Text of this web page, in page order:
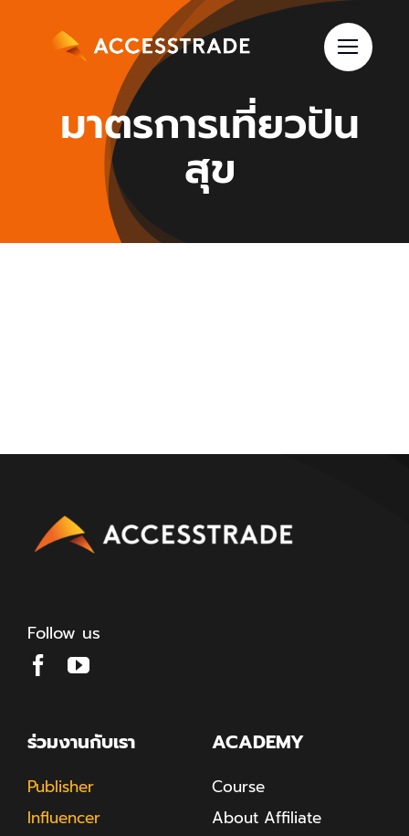
มาตรการเที่ยวปัน
สุข
Follow us
ร่วมงานกับเรา
Publisher
Influencer
ACADEMY
Course
About Affiliate